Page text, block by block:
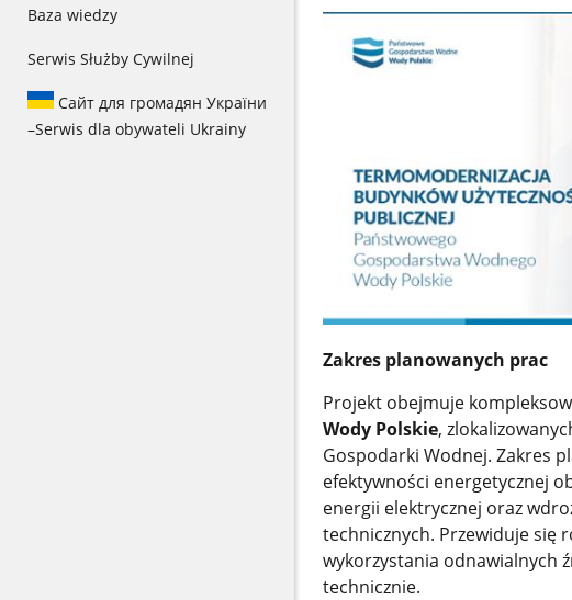
Baza wiedzy
Serwis Służby Cywilnej
Сайт для громадян України
–Serwis dla obywateli Ukrainy
Zakres planowanych prac
Projekt obejmuje
Wody Polskie,
Gospodarki Wodnej. Zakres
efektywności energetycznej
energii elektrycznej oraz
technicznych. Przewiduje się
wykorzystania odnawialnych
technicznie.